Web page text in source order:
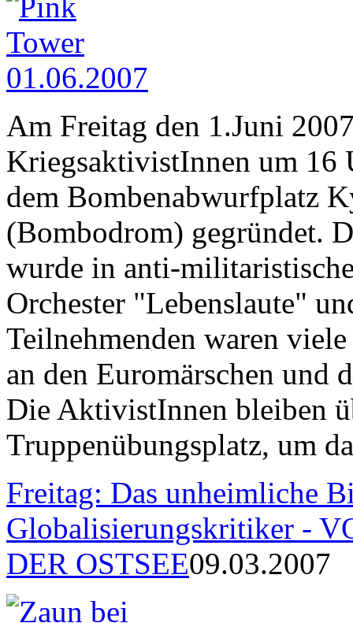
Am Freitag den 1.Juni
KriegsaktivistInnen um 16
dem Bombenabwurfplatz
(Bombodrom) gegründet.
wurde in anti-
Orchester "Lebenslaute"
Teilnehmenden waren
an den Euromärschen und
Die AktivistInnen bleiben
Truppenübungsplatz, um
Freitag: Das unheimliche
Globalisierungskritiker -
DER OSTSEE09.03.2007